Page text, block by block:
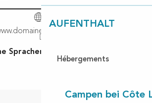
AUFENTHALT
Hébergements
Campen bei Côte
Sprachen
Sprachen